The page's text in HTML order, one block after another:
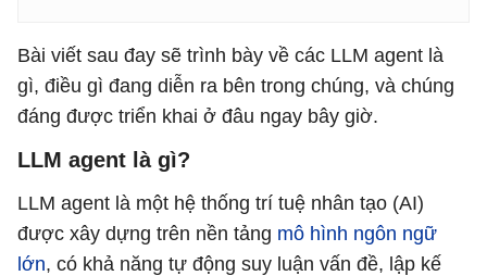
Bài viết sau đay sẽ trình bày về các LLM agent là
gì, điều gì đang diễn ra bên trong chúng, và chúng
đáng được triển khai ở đâu ngay bây giờ.
LLM agent là gì?
LLM agent là một hệ thống trí tuệ nhân tạo (AI)
được xây dựng trên nền tảng mô hình ngôn ngữ
lớn, có khả năng tự động suy luận vấn đề, lập kế